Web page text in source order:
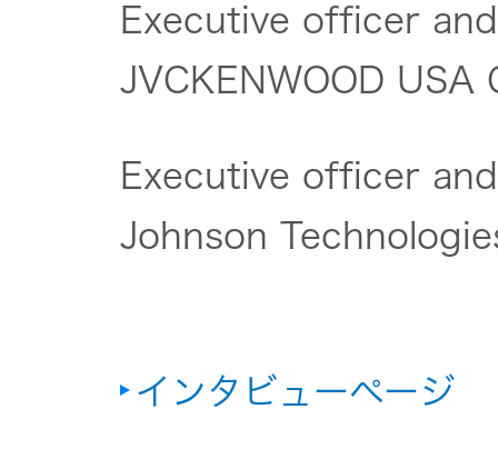
Executive officer
JVCKENWOOD
Executive officer
Johnson
インタビューページ